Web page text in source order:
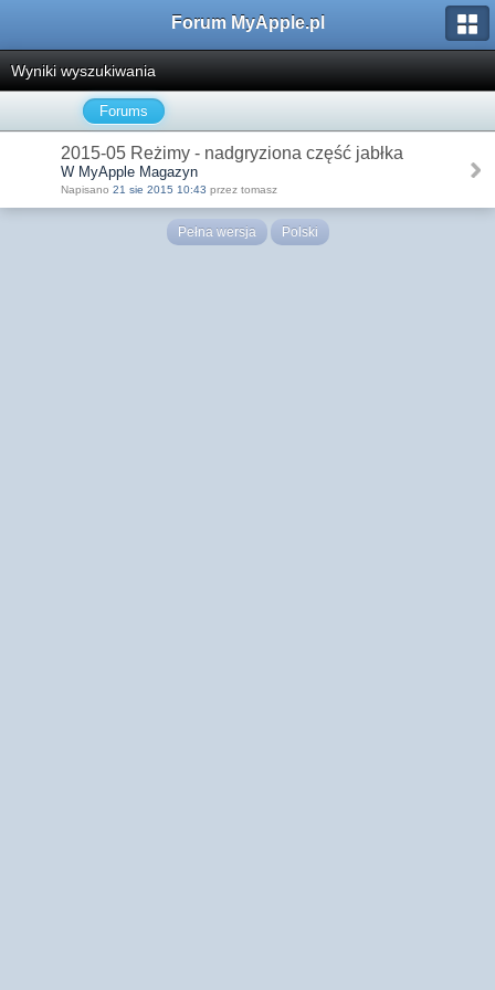
Forum MyApple.pl
Wyniki wyszukiwania
Forums
2015-05 Reżimy - nadgryziona część jabłka
W MyApple Magazyn
Napisano 21 sie 2015 10:43 przez tomasz
Pełna wersja Polski